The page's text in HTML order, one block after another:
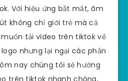
Với hiệu ứng bắt mắt, âm
không chỉ giới trẻ mà cả
tải video trên tiktok về
nhưng lại ngại các phần
nay chúng tôi sẽ hướng
trên tiktok nhanh chóng,